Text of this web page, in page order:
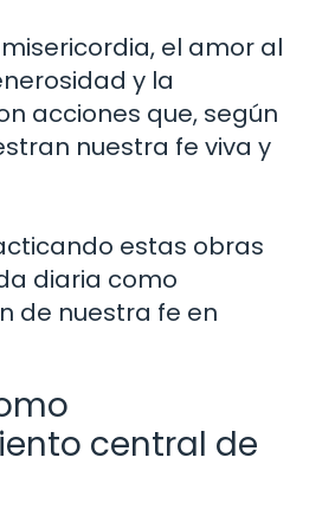
el amor al
y la
acciones que, según
nuestra fe viva y
estas obras
diaria como
de nuestra fe en
central de